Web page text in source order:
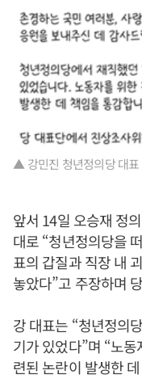
▲ 강민진 청년정의당 대표
앞서 14일 오승재 정
대로 “청년정의당을
표의 갑질과 직장 내
놓았다”고 주장하며
강 대표는 “청년정의
기가 있었다”며 “노
련된 논란이 발생한